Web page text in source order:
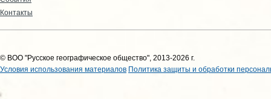
Контакты
© ВОО "Русское географическое общество", 2013-2026 г.
Условия использования материалов Политика защиты и обработки